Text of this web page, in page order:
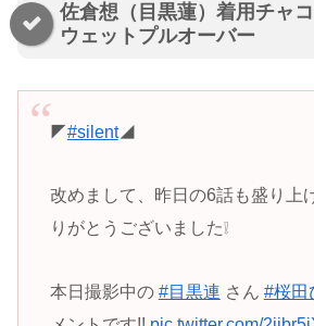
佐倉想（目黒蓮）着用チャ
ウェットプルオーバー
◤#silent◢
改めまして、昨日の6話も盛り上
りがとうございました❕
本日撮影中の #目黒連 さん #桜田